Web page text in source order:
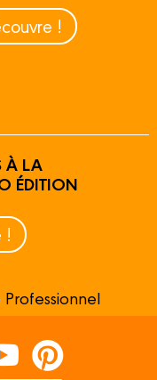
!
À LA
ÉDITION
!